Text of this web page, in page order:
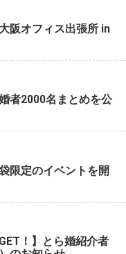
阪オフィス出張所 in
者2000名まとめを公
限定のイベントを開
！】とら婚紹介者